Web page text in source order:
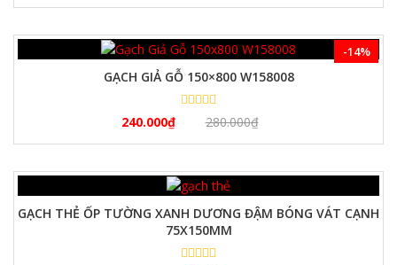
GẠCH GIẢ GỖ 150×800 W158008
240.000₫ 280.000₫
-14%
GẠCH THẺ ỐP TƯỜNG XANH DƯƠNG ĐẬM BÓNG VÁT CẠNH
75X150MM